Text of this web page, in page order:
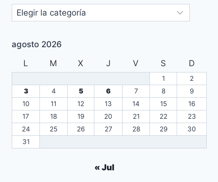
agosto 2026
L
M X J V S D
1
2
3
4 5 6 7 8
9
10
11 12 13 14 15
16
17
18 19 20 21 22
23
24
25 26 27 28 29
30
31
« Jul